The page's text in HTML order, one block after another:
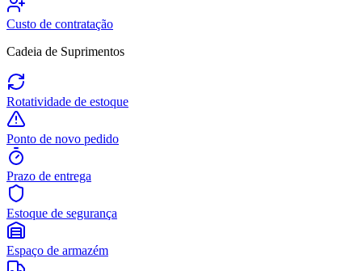
Custo de contratação
Cadeia de Suprimentos
Rotatividade de estoque
Ponto de novo pedido
Prazo de entrega
Estoque de segurança
Espaço de armazém